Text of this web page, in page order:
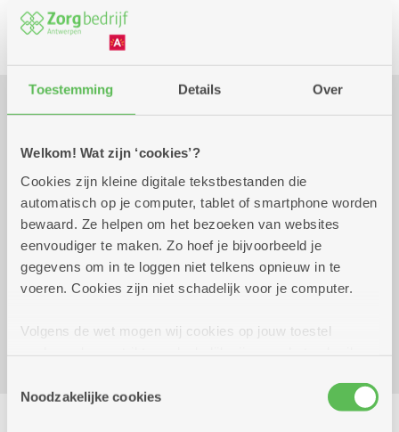
Toestemming Details Over
Welkom! Wat zijn ‘cookies’?
Cookies zijn kleine digitale tekstbestanden die
automatisch op je computer, tablet of smartphone worden
bewaard. Ze helpen om het bezoeken van websites
eenvoudiger te maken. Zo hoef je bijvoorbeeld je
gegevens om in te loggen niet telkens opnieuw in te
voeren. Cookies zijn niet schadelijk voor je computer.
Volgens de wet mogen wij cookies op jouw toestel
cookies hebben we jouw toestemming nodig. Sommige
cookies worden geplaatst door derde partijen die een
Noodzakelijke cookies
dinsdag 13 oktober 202614.00 uur tot 16.30 uur
€ 5,30
Dienstencentrum Valaar
2610 Wilrijk
Delen